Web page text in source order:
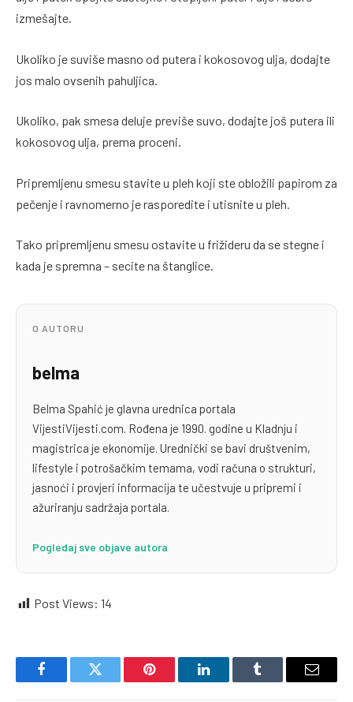
izmešajte.
Ukoliko je suviše masno od putera i kokosovog ulja, dodajte
jos malo ovsenih pahuljica.
Ukoliko, pak smesa deluje previše suvo, dodajte još putera ili
kokosovog ulja, prema proceni.
Pripremljenu smesu stavite u pleh koji ste obložili papirom za
pečenje i ravnomerno je rasporedite i utisnite u pleh.
Tako pripremljenu smesu ostavite u frižideru da se stegne i
kada je spremna – secite na štanglice.
O AUTORU
belma
Belma Spahić je glavna urednica portala
VijestiVijesti.com. Rođena je 1990. godine u Kladnju i
magistrica je ekonomije. Urednički se bavi društvenim,
lifestyle i potrošačkim temama, vodi računa o strukturi,
jasnoći i provjeri informacija te učestvuje u pripremi i
ažuriranju sadržaja portala.
Pogledaj sve objave autora
Post Views: 14
FacebookTwitter Pinterest LinkedInTumblr Email